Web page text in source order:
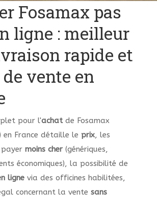
Fosamax pas
ligne : meilleur
rapide et
vente en
pour l'achatde Fosamax
en France détaille le prix, les
moins cher(génériques,
économiques), la possibilité de
lignevia des officines habilitées,
concernant la vente sans